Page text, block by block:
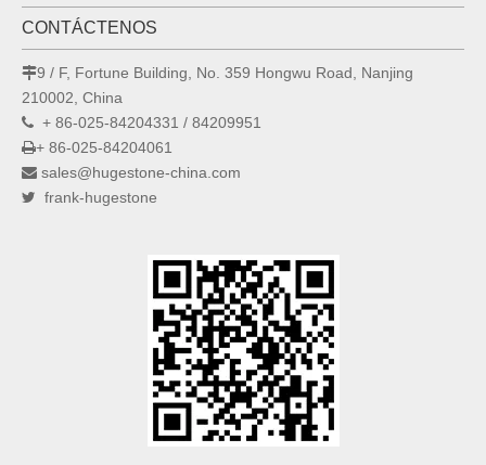
CONTÁCTENOS
9 / F, Fortune Building, No. 359 Hongwu Road, Nanjing
210002, China
 + 86-025-84204331 / 84209951
+ 86-025-84204061
 sales@hugestone-china.com
 frank-hugestone